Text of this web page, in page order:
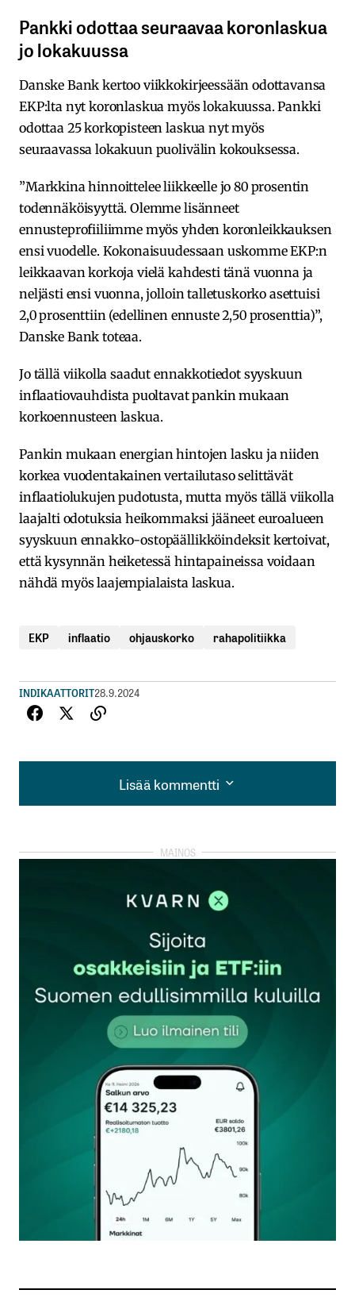
Pankki odottaa seuraavaa koronlaskua
jo lokakuussa
Danske Bank kertoo viikkokirjeessään odottavansa
EKP:lta nyt koronlaskua myös lokakuussa. Pankki
odottaa 25 korkopisteen laskua nyt myös
seuraavassa lokakuun puolivälin kokouksessa.
”Markkina hinnoittelee liikkeelle jo 80 prosentin
todennäköisyyttä. Olemme lisänneet
ennusteprofiiliimme myös yhden koronleikkauksen
ensi vuodelle. Kokonaisuudessaan uskomme EKP:n
leikkaavan korkoja vielä kahdesti tänä vuonna ja
neljästi ensi vuonna, jolloin talletuskorko asettuisi
2,0 prosenttiin (edellinen ennuste 2,50 prosenttia)”,
Danske Bank toteaa.
Jo tällä viikolla saadut ennakkotiedot syyskuun
inflaatiovauhdista puoltavat pankin mukaan
korkoennusteen laskua.
Pankin mukaan energian hintojen lasku ja niiden
korkea vuodentakainen vertailutaso selittävät
inflaatiolukujen pudotusta, mutta myös tällä viikolla
laajalti odotuksia heikommaksi jääneet euroalueen
syyskuun ennakko-ostopäällikköindeksit kertoivat,
että kysynnän heiketessä hintapaineissa voidaan
nähdä myös laajempialaista laskua.
EKP inflaatio ohjauskorko rahapolitiikka
INDIKAATTORIT28.9.2024
Lisää kommentti
Lisää kommentti
kirjautua
rekisteröityä
Sähköpostiosoitettasi ei julkaista.Pakolliset
kentät on merkitty*
Kommentti*
Nimesi tai nimimerkkisi
Sähköpostiosoitteesi
Tilaa SalkunRakentajan uutiskirje